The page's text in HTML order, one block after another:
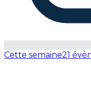
Cette semaine21